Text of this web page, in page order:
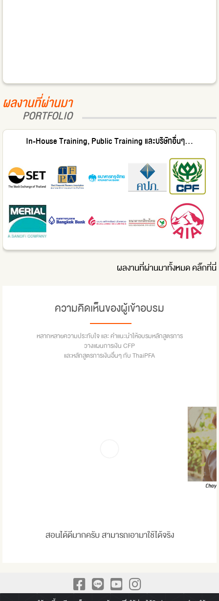
ผลงานที่ผ่านมา
PORTFOLIO
In-House Training, Public Training และบริษัทอื่นๆ...
ผลงานที่ผ่านมาทั้งหมดคลิ๊กที่นี่
ความคิดเห็นของผู้เข้าอบรม
หลากหลายความประทับใจ และ คำแนะนำให้อบรมหลักสูตรการ
วางแผนการเงิน CFP
และหลักสูตรการเงินอื่นๆ กับ ThaiPFA
สอนได้ดีมากครับ สามารถเอามาใช้ได้จริง